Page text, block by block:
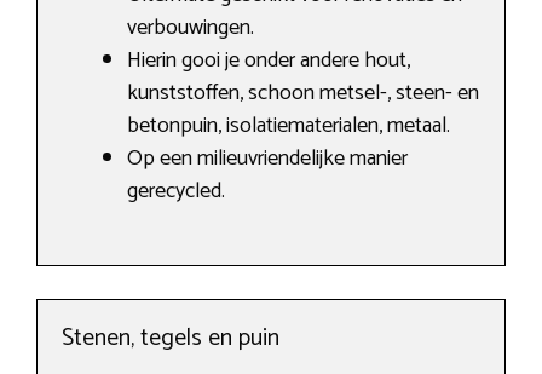
verbouwingen.
Hierin gooi je onder andere hout,
kunststoffen, schoon metsel-, steen- en
betonpuin, isolatiematerialen, metaal.
Op een milieuvriendelijke manier
gerecycled.
Stenen, tegels en puin